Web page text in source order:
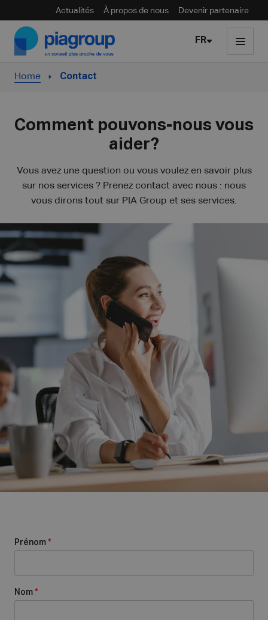
Actualités À propos de nous Devenir partenaire
Skip to content
FR
Home Contact
Comment pouvons-nous vous
aider?
Vous avez une question ou vous voulez en savoir plus
sur nos services ? Prenez contact avec nous : nous
vous dirons tout sur PIA Group et ses services.
Prénom *
Nom *